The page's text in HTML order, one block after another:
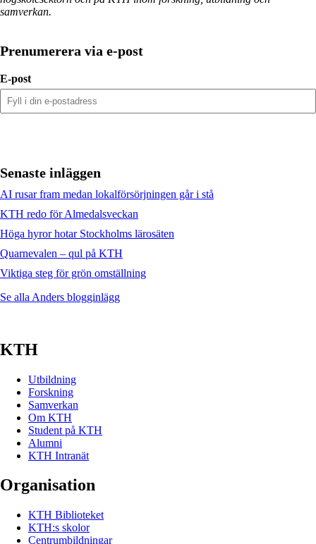
samverkan.
Prenumerera via e-post
E-post
Senaste inläggen
AI rusar fram medan lokalförsörjningen går i stå
KTH redo för Almedalsveckan
Höga hyror hotar Stockholms lärosäten
Quarnevalen – qul på KTH
Viktiga steg för grön omställning
Se alla Anders blogginlägg
KTH
Utbildning
Forskning
Samverkan
Om KTH
Student på KTH
Alumni
KTH Intranät
Organisation
KTH Biblioteket
KTH:s skolor
Centrumbildningar